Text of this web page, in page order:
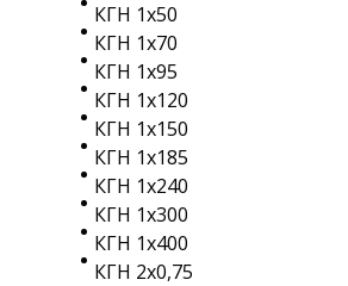
КГН 1х50
КГН 1х70
КГН 1х95
КГН 1х120
КГН 1х150
КГН 1х185
КГН 1х240
КГН 1х300
КГН 1х400
КГН 2х0,75